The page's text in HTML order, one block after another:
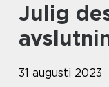
Julig dessert – En festlig
31 augusti 2023